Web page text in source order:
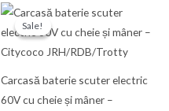
Sale!
Sale!
Carcasă baterie scuter electric
60V cu cheie și mâner –
Prețul
inițial
a
250,00 Ron.
Prețul
curent
este: